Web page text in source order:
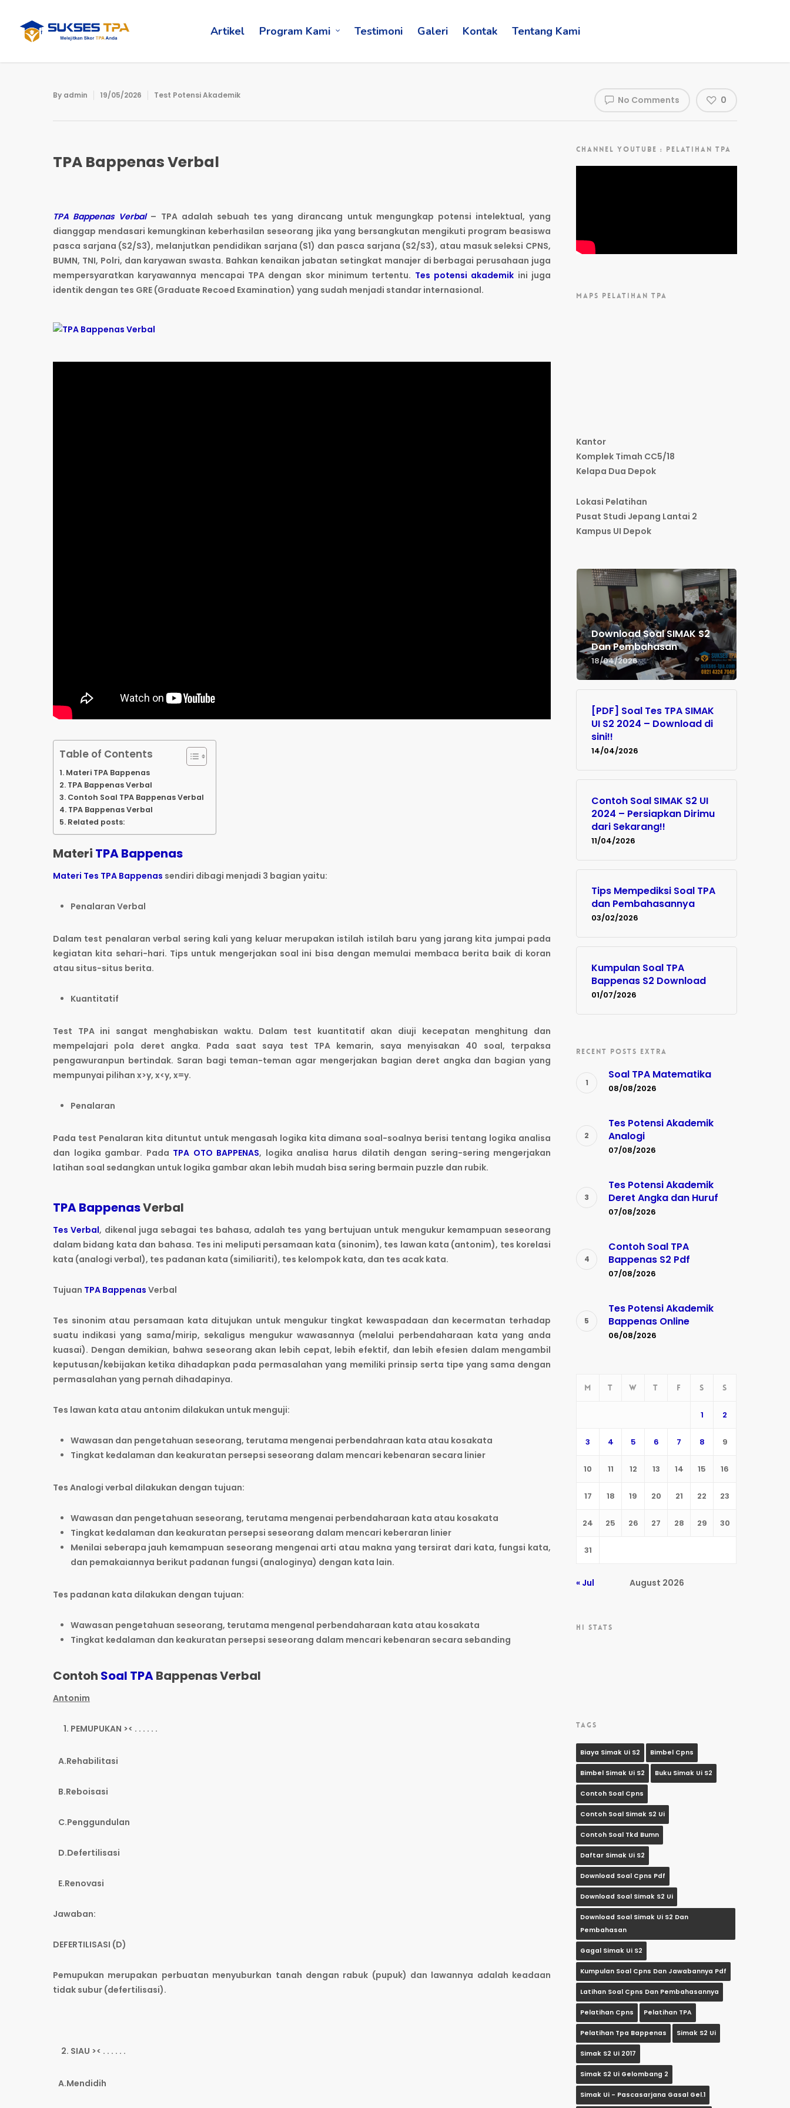
Artikel Program Kami Testimoni Galeri Kontak Tentang Kami
By admin 19/05/2026 Test Potensi Akademik No Comments 0
TPA Bappenas Verbal
TPA Bappenas Verbal– TPA adalah sebuah tes yang dirancang untuk mengungkap potensi intelektual, yang
dianggap mendasari kemungkinan keberhasilan seseorang jika yang bersangkutan mengikuti program beasiswa
pasca sarjana (S2/S3), melanjutkan pendidikan sarjana (S1) dan pasca sarjana (S2/S3), atau masuk seleksi CPNS,
BUMN, TNI, Polri, dan karyawan swasta. Bahkan kenaikan jabatan setingkat manajer di berbagai perusahaan juga
mempersyaratkan karyawannya mencapai TPA dengan skor minimum tertentu. Tes potensi akademik ini juga
identik dengan tes GRE (Graduate Recoed Examination) yang sudah menjadi standar internasional.
Table of Contents
Materi TPA Bappenas
TPA Bappenas Verbal
Contoh Soal TPA Bappenas Verbal
TPA Bappenas Verbal
Related posts:
Materi TPA Bappenas
Materi Tes TPA Bappenas sendiri dibagi menjadi 3 bagian yaitu:
Penalaran Verbal
Dalam test penalaran verbal sering kali yang keluar merupakan istilah istilah baru yang jarang kita jumpai pada
kegiatan kita sehari-hari. Tips untuk mengerjakan soal ini bisa dengan memulai membaca berita baik di koran
atau situs-situs berita.
Kuantitatif
Test TPA ini sangat menghabiskan waktu. Dalam test kuantitatif akan diuji kecepatan menghitung dan
mempelajari pola deret angka. Pada saat saya test TPA kemarin, saya menyisakan 40 soal, terpaksa
pengawuranpun bertindak. Saran bagi teman-teman agar mengerjakan bagian deret angka dan bagian yang
mempunyai pilihan x>y, x<y, x=y.
Penalaran
Pada test Penalaran kita dituntut untuk mengasah logika kita dimana soal-soalnya berisi tentang logika analisa
dan logika gambar. Pada TPA OTO BAPPENAS, logika analisa harus dilatih dengan sering-sering mengerjakan
latihan soal sedangkan untuk logika gambar akan lebih mudah bisa sering bermain puzzle dan rubik.
TPA BappenasVerbal
Tes Verbal, dikenal juga sebagai tes bahasa, adalah tes yang bertujuan untuk mengukur kemampuan seseorang
dalam bidang kata dan bahasa. Tes ini meliputi persamaan kata (sinonim), tes lawan kata (antonim), tes korelasi
kata (analogi verbal), tes padanan kata (similiariti), tes kelompok kata, dan tes acak kata.
Tujuan TPA Bappenas Verbal
Tes sinonim atau persamaan kata ditujukan untuk mengukur tingkat kewaspadaan dan kecermatan terhadap
suatu indikasi yang sama/mirip, sekaligus mengukur wawasannya (melalui perbendaharaan kata yang anda
kuasai). Dengan demikian, bahwa seseorang akan lebih cepat, lebih efektif, dan lebih efesien dalam mengambil
keputusan/kebijakan ketika dihadapkan pada permasalahan yang memiliki prinsip serta tipe yang sama dengan
permasalahan yang pernah dihadapinya.
Tes lawan kata atau antonim dilakukan untuk menguji:
Wawasan dan pengetahuan seseorang, terutama mengenai perbendahraan kata atau kosakata
Tingkat kedalaman dan keakuratan persepsi seseorang dalam mencari kebenaran secara linier
Tes Analogi verbal dilakukan dengan tujuan:
Wawasan dan pengetahuan seseorang, terutama mengenai perbendaharaan kata atau kosakata
Tingkat kedalaman dan keakuratan persepsi seseorang dalam mencari keberaran linier
Menilai seberapa jauh kemampuan seseorang mengenai arti atau makna yang tersirat dari kata, fungsi kata,
dan pemakaiannya berikut padanan fungsi (analoginya) dengan kata lain.
Tes padanan kata dilakukan dengan tujuan:
Wawasan pengetahuan seseorang, terutama mengenal perbendaharaan kata atau kosakata
Tingkat kedalaman dan keakuratan persepsi seseorang dalam mencari kebenaran secara sebanding
Contoh Soal TPABappenas Verbal
Antonim
PEMUPUKAN >< . . . . . .
A.Rehabilitasi
B.Reboisasi
C.Penggundulan
D.Defertilisasi
E.Renovasi
Jawaban:
DEFERTILISASI (D)
Pemupukan merupakan perbuatan menyuburkan tanah dengan rabuk (pupuk) dan lawannya adalah keadaan
tidak subur (defertilisasi).
SIAU >< . . . . . .
A.Mendidih
CHANNEL YOUTUBE : PELATIHAN TPA
MAPS PELATIHAN TPA
Kantor
Komplek Timah CC5/18
Kelapa Dua Depok
Lokasi Pelatihan
Pusat Studi Jepang Lantai 2
Kampus UI Depok
Download Soal SIMAK S2
Dan Pembahasan
18/04/2026
[PDF] Soal Tes TPA SIMAK
UI S2 2024 – Download di
sini!!
14/04/2026
Contoh Soal SIMAK S2 UI
2024 – Persiapkan Dirimu
dari Sekarang!!
11/04/2026
Tips Mempediksi Soal TPA
dan Pembahasannya
03/02/2026
Kumpulan Soal TPA
Bappenas S2 Download
01/07/2026
RECENT POSTS EXTRA
Soal TPA Matematika
08/08/2026
Tes Potensi Akademik
Analogi
07/08/2026
Tes Potensi Akademik
Deret Angka dan Huruf
07/08/2026
Contoh Soal TPA
Bappenas S2 Pdf
07/08/2026
Tes Potensi Akademik
Bappenas Online
06/08/2026
August 2026
M T W T F S S
1 2
3 4 5 6 7 8 9
10 11 12 13 14 15 16
17 18 19 20 21 22 23
24 25 26 27 28 29 30
31
« Jul
HI STATS
TAGS
Biaya Simak Ui S2 Bimbel Cpns
Bimbel Simak Ui S2 Buku Simak Ui S2
Contoh Soal Cpns
Contoh Soal Simak S2 Ui
Contoh Soal Tkd Bumn
Daftar Simak Ui S2
Download Soal Cpns Pdf
Download Soal Simak S2 Ui
Download Soal Simak Ui S2 Dan
Pembahasan
Gagal Simak Ui S2
Kumpulan Soal Cpns Dan Jawabannya Pdf
Latihan Soal Cpns Dan Pembahasannya
Pelatihan Cpns Pelatihan TPA
Pelatihan Tpa Bappenas Simak S2 Ui
Simak S2 Ui 2017
Simak S2 Ui Gelombang 2
Simak Ui - Pascasarjana Gasal Gel.1